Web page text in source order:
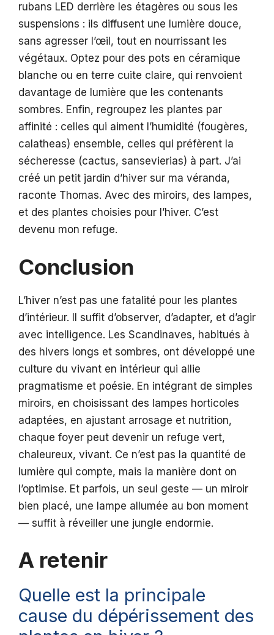
rubans LED derrière les étagères ou sous les
suspensions : ils diffusent une lumière douce,
sans agresser l’œil, tout en nourrissant les
végétaux. Optez pour des pots en céramique
blanche ou en terre cuite claire, qui renvoient
davantage de lumière que les contenants
sombres. Enfin, regroupez les plantes par
affinité : celles qui aiment l’humidité (fougères,
calatheas) ensemble, celles qui préfèrent la
sécheresse (cactus, sansevierias) à part. J’ai
créé un petit jardin d’hiver sur ma véranda,
raconte Thomas. Avec des miroirs, des lampes,
et des plantes choisies pour l’hiver. C’est
devenu mon refuge.
Conclusion
L’hiver n’est pas une fatalité pour les plantes
d’intérieur. Il suffit d’observer, d’adapter, et d’agir
avec intelligence. Les Scandinaves, habitués à
des hivers longs et sombres, ont développé une
culture du vivant en intérieur qui allie
pragmatisme et poésie. En intégrant de simples
miroirs, en choisissant des lampes horticoles
adaptées, en ajustant arrosage et nutrition,
chaque foyer peut devenir un refuge vert,
chaleureux, vivant. Ce n’est pas la quantité de
lumière qui compte, mais la manière dont on
l’optimise. Et parfois, un seul geste — un miroir
bien placé, une lampe allumée au bon moment
— suffit à réveiller une jungle endormie.
A retenir
Quelle est la principale
cause du dépérissement des